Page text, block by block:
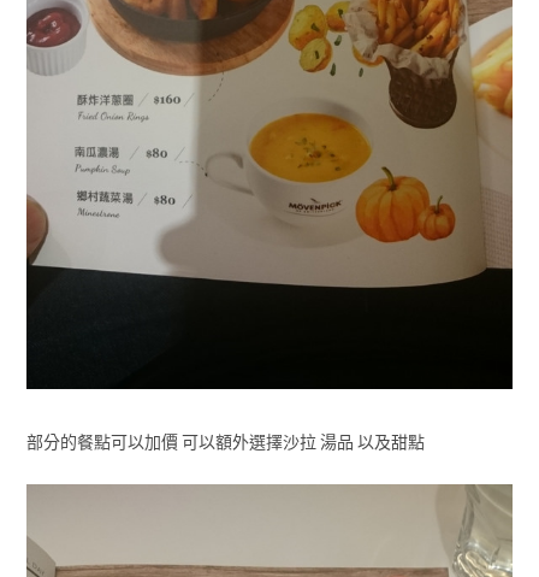
部分的餐點可以加價 可以額外選擇沙拉 湯品 以及甜點